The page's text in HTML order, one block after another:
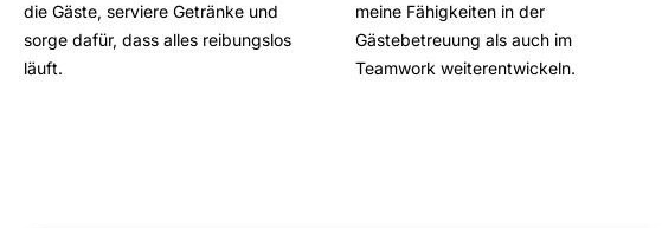
die Gäste, serviere Getränke und
sorge dafür, dass alles reibungslos
läuft.
meine Fähigkeiten in der
Gästebetreuung als auch im
Teamwork weiterentwickeln.